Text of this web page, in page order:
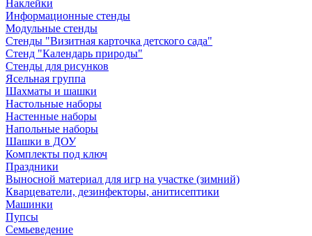
Наклейки
Информационные стенды
Модульные стенды
Стенды "Визитная карточка детского сада"
Стенд "Календарь природы"
Стенды для рисунков
Ясельная группа
Шахматы и шашки
Настольные наборы
Настенные наборы
Напольные наборы
Шашки в ДОУ
Комплекты под ключ
Праздники
Выносной материал для игр на участке (зимний)
Кварцеватели, дезинфекторы, анитисептики
Машинки
Пупсы
Семьеведение